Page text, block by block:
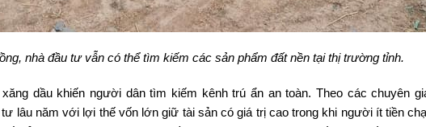
nhà đầu tư vẫn có thể tìm kiếm các sản phẩm đất nền tại thị trường tỉnh.
dầu khiến người dân tìm kiếm kênh trú ẩn an toàn. Theo các chuyên
lâu năm với lợi thế vốn lớn giữ tài sản có giá trị cao trong khi người ít tiền